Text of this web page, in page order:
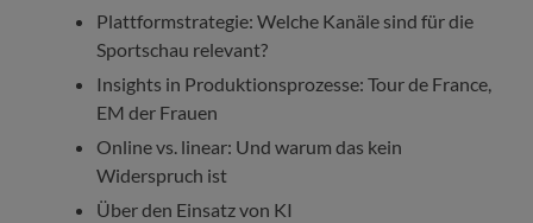
Plattformstrategie: Welche Kanäle sind für die
Sportschau relevant?
Insights in Produktionsprozesse: Tour de France,
EM der Frauen
Online vs. linear: Und warum das kein
Widerspruch ist
Über den Einsatz von KI